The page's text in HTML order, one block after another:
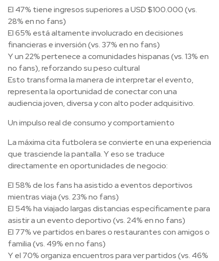
El 47% tiene ingresos superiores a USD $100.000 (vs.
28% en no fans)
El 65% está altamente involucrado en decisiones
financieras e inversión (vs. 37% en no fans)
Y un 22% pertenece a comunidades hispanas (vs. 13% en
no fans), reforzando su peso cultural
Esto transforma la manera de interpretar el evento,
representa la oportunidad de conectar con una
audiencia joven, diversa y con alto poder adquisitivo.
Un impulso real de consumo y comportamiento
La máxima cita futbolera se convierte en una experiencia
que trasciende la pantalla. Y eso se traduce
directamente en oportunidades de negocio:
El 58% de los fans ha asistido a eventos deportivos
mientras viaja (vs. 23% no fans)
El 54% ha viajado largas distancias específicamente para
asistir a un evento deportivo (vs. 24% en no fans)
El 77% ve partidos en bares o restaurantes con amigos o
familia (vs. 49% en no fans)
Y el 70% organiza encuentros para ver partidos (vs. 46%